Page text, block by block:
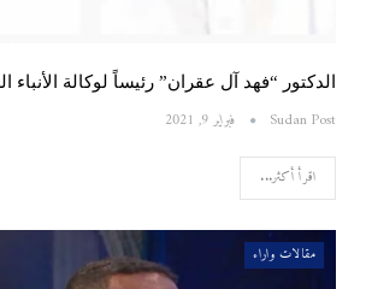
الدكتور “فهد آل عقران” رئيساً لوكالة
Sudan Post فبراير 9, 2021
اقرأ أكثر...
مقالات واراء